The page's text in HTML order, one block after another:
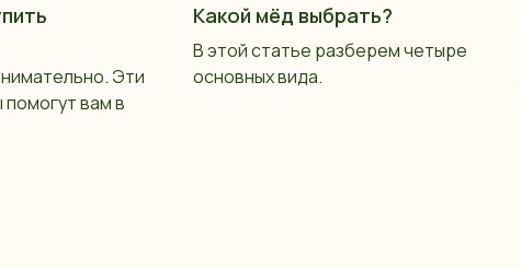
Эти
вам в
Какой мёд выбрать?
В этой статье разберем четыре
основных вида.